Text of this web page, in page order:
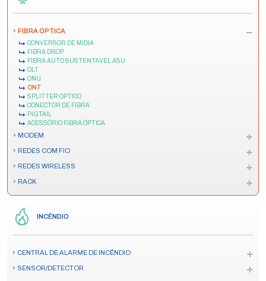
FIBRA ÓPTICA
CONVERSOR DE MIDIA
FIBRA DROP
FIBRA AUTO SUSTENTAVEL ASU
OLT
ONU
ONT
SPLITTER OPTICO
CONECTOR DE FIBRA
PIGTAIL
ACESSÓRIO FIBRA ÓPTICA
MODEM
REDES COM FIO
REDES WIRELESS
RACK
INCÊNDIO
CENTRAL DE ALARME DE INCÊNDIO
SENSOR/DETECTOR